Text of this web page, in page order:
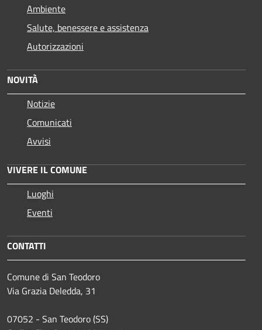
Ambiente
Salute, benessere e assistenza
Autorizzazioni
NOVITÀ
Notizie
Comunicati
Avvisi
VIVERE IL COMUNE
Luoghi
Eventi
CONTATTI
Comune di San Teodoro
Via Grazia Deledda, 31
07052 - San Teodoro (SS)